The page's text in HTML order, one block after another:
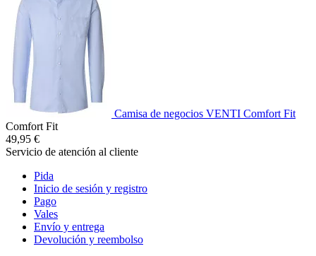
Camisa de negocios VENTI Comfort Fit
Comfort Fit
49,95 €
Servicio de atención al cliente
Pida
Inicio de sesión y registro
Pago
Vales
Envío y entrega
Devolución y reembolso